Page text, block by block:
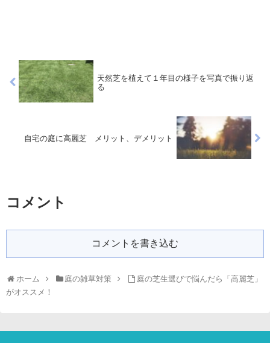
天然芝を植えて１年目の様子を写真で振り返
る
自宅の庭に高麗芝 メリット、デメリット
コメント
コメントを書き込む
ホーム 庭の雑草対策
庭の芝生選びで悩んだら「高麗芝」
がオススメ！